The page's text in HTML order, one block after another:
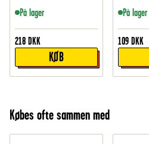
På lager
218 DKK
KØB
På lager
109 DKK
Købes ofte sammen med